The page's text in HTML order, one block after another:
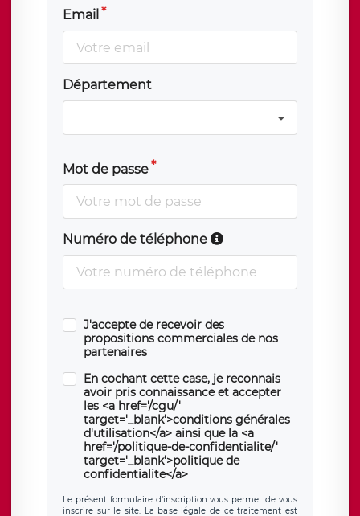
Email
Département
Mot de passe
Numéro de téléphone
J'accepte de recevoir des
propositions commerciales de nos
partenaires
En cochant cette case, je reconnais
avoir pris connaissance et accepter
les <a href='/cgu/'
target='_blank'>conditions générales
d'utilisation</a> ainsi que la <a
href='/politique-de-confidentialite/'
target='_blank'>politique de
confidentialite</a>
Le présent formulaire d’inscription vous permet de vous
inscrire sur le site. La base légale de ce traitement est